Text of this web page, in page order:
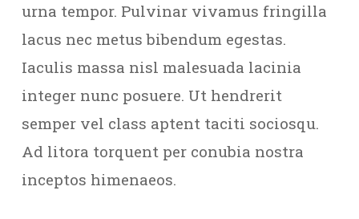
urna tempor. Pulvinar vivamus fringilla
lacus nec metus bibendum egestas.
Iaculis massa nisl malesuada lacinia
integer nunc posuere. Ut hendrerit
semper vel class aptent taciti sociosqu.
Ad litora torquent per conubia nostra
inceptos himenaeos.